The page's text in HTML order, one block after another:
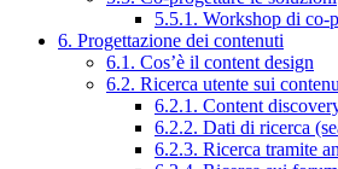
5.5.1. Workshop di co-
6. Progettazione dei contenuti
6.1. Cos’è il content design
6.2. Ricerca utente sui
6.2.1. Content
6.2.2. Dati di ricerca
6.2.3. Ricerca tramite